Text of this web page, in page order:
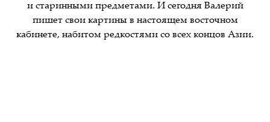
и старинными предметами. И сегодня Валерий
пишет свои картины в настоящем восточном
кабинете, набитом редкостями со всех концов Азии.